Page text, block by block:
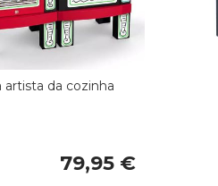
artista da cozinha
79,95 €